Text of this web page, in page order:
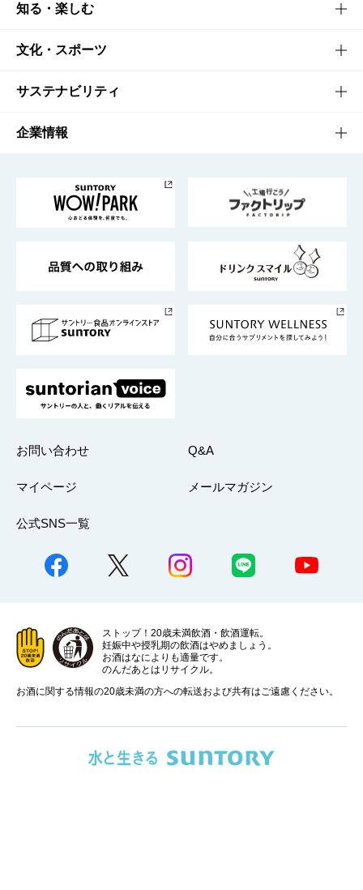
商品TOP
商品一覧
商品発売情報
栄養成分一覧
知る・楽しむ
知る・楽しむTOP
キャンペーン
工場見学
地域情報
文化・スポーツ
文化・スポーツTOP
サントリーホール
サントリーサンバーズ大阪
サステナビリティ
サステナビリティTOP
サントリーが考えるサステナビリティ経営
企業情報
企業概要
採用情報
お問い合わせ Q&A
マイページ メールマガジン
公式SNS一覧
ストップ！20歳未満飲酒・飲酒運転。
妊娠中や授乳期の飲酒はやめましょう。
お酒はなによりも適量です。
のんだあとはリサイクル。
お酒に関する情報の20歳未満の方への転送および共有はご遠慮ください。